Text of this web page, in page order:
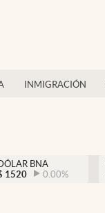
INMIGRACIÓN
BNA
1520 0.00%